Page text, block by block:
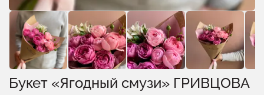
Букет «Ягодный смузи» ГРИВЦОВА